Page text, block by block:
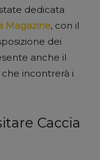
dedicata
Magazine, con il
dei
anche il
incontrerà i
Caccia